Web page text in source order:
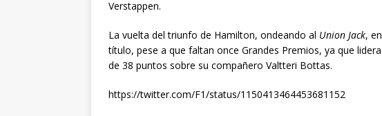
Verstappen.
La vuelta del triunfo de Hamilton, ondeando al Union Jack,
título, pese a que faltan once Grandes Premios, ya que
de 38 puntos sobre su compañero Valtteri Bottas.
https://twitter.com/F1/status/1150413464453681152